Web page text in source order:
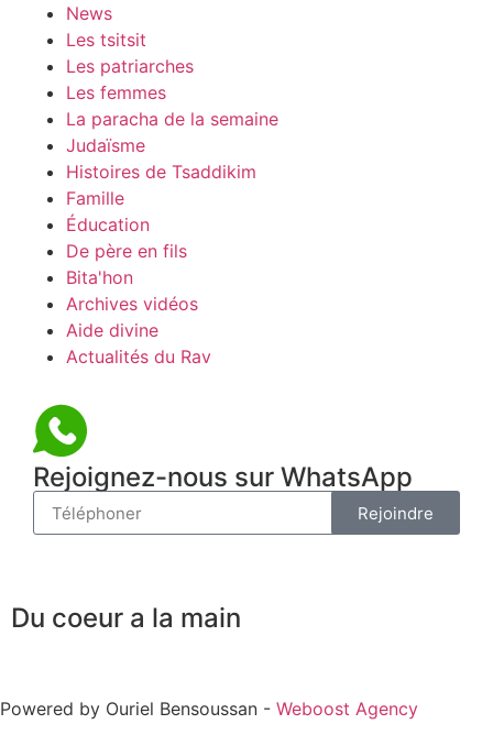
News
Les tsitsit
Les patriarches
Les femmes
La paracha de la semaine
Judaïsme
Histoires de Tsaddikim
Famille
Éducation
De père en fils
Bita'hon
Archives vidéos
Aide divine
Actualités du Rav
Rejoignez-nous sur WhatsApp
Rejoindre
Du coeur a la main
Powered by Ouriel Bensoussan - Weboost Agency